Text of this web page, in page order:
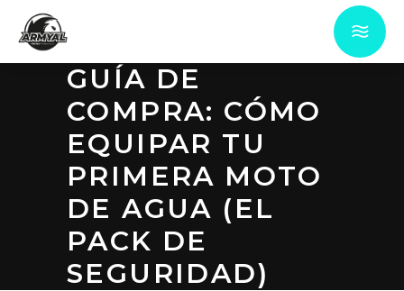
GUÍA DE
COMPRA: CÓMO
EQUIPAR TU
PRIMERA MOTO
DE AGUA (EL
PACK DE
SEGURIDAD)